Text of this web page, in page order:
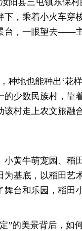
县三屯镇东保村
下，乘着小火车穿
台，一眼望去——
地也能种出‘花样
的少数民族村，靠
该村走上农文旅融
黄牛萌宠园、稻
为基底，以稻田艺
舞台和乐园，稻田
的美景背后，如